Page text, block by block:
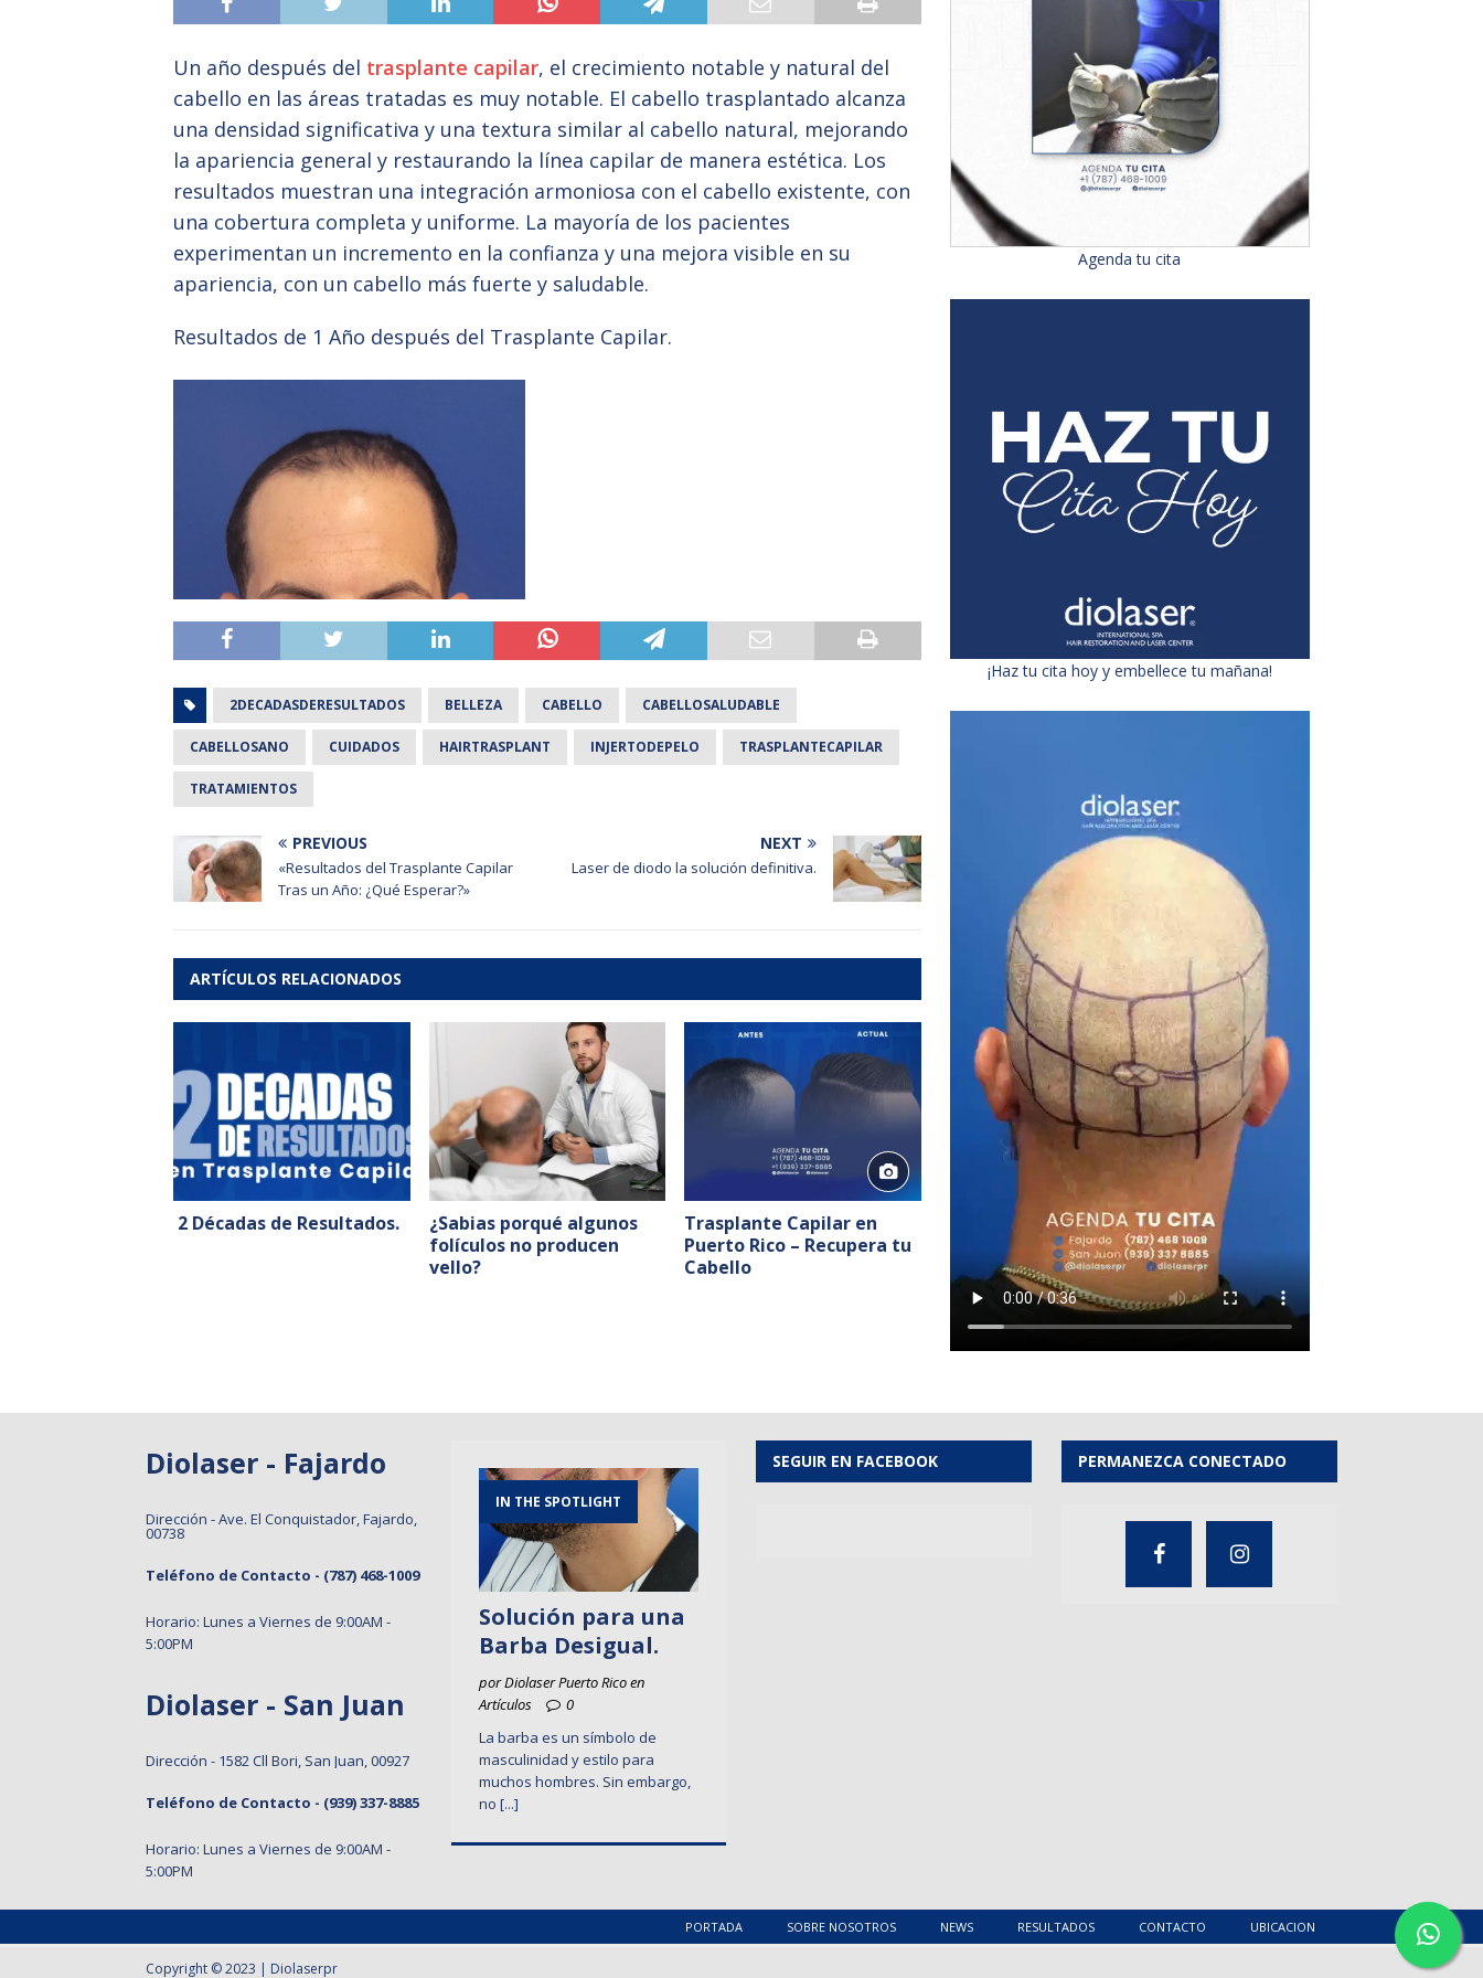
Un año después del trasplante capilar, el crecimiento notable y natural del
cabello en las áreas tratadas es muy notable. El cabello trasplantado alcanza
una densidad significativa y una textura similar al cabello natural, mejorando
la apariencia general y restaurando la línea capilar de manera estética. Los
resultados muestran una integración armoniosa con el cabello existente, con
una cobertura completa y uniforme. La mayoría de los pacientes
experimentan un incremento en la confianza y una mejora visible en su
apariencia, con un cabello más fuerte y saludable.
Resultados de 1 Año después del Trasplante Capilar.
2DECADASDERESULTADOS BELLEZA CABELLO CABELLOSALUDABLE
CABELLOSANO CUIDADOS HAIRTRASPLANT INJERTODEPELO TRASPLANTECAPILAR
TRATAMIENTOS
PREVIOUS
«Resultados del Trasplante Capilar
Tras un Año: ¿Qué Esperar?»
NEXT
Laser de diodo la solución definitiva.
ARTÍCULOS RELACIONADOS
2 Décadas de Resultados.
¿Sabias porqué algunos
folículos no producen
vello?
Trasplante Capilar en
Puerto Rico – Recupera tu
Cabello
Agenda tu cita
¡Haz tu cita hoy y embellece tu mañana!
Diolaser - Fajardo
Dirección - Ave. El Conquistador, Fajardo,
00738
Teléfono de Contacto - (787) 468-1009
Horario: Lunes a Viernes de 9:00AM -
5:00PM
Diolaser - San Juan
Dirección - 1582 Cll Bori, San Juan, 00927
Teléfono de Contacto - (939) 337-8885
Horario: Lunes a Viernes de 9:00AM -
5:00PM
IN THE SPOTLIGHT
Solución para una
Barba Desigual.
por Diolaser Puerto Rico en
Artículos
0
La barba es un símbolo de
masculinidad y estilo para
muchos hombres. Sin embargo,
no [...]
SEGUIR EN FACEBOOK PERMANEZCA CONECTADO
PORTADA SOBRE NOSOTROS NEWS RESULTADOS CONTACTO UBICACION
Copyright © 2023 | Diolaserpr